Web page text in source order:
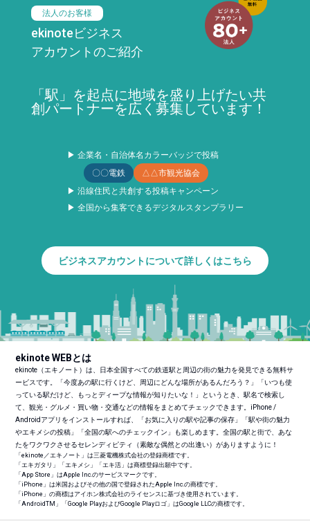
法人のお客様
ekinoteビジネス
アカウントのご紹介
「駅」を起点に地域を盛り上げたい共
創パートナーを広く募集しています！
▶ 企業名・自治体名カラーバッジで投稿
〇〇電鉄
△△市観光協会
▶ 沿線住民と共創する投稿キャンペーン
▶ 全国から集客できるデジタルスタンプラリー
ビジネスアカウントについて詳しくはこちら
ekinote WEBとは
ekinote（エキノート）は、日本全国すべての鉄道駅と周辺の街の魅力を発見できる無料サ
ービスです。「今度あの駅に行くけど、周辺にどんな場所があるんだろう？」「いつも使
っている駅だけど、もっとディープな情報が知りたいな！」というとき、駅名で検索し
て、観光・グルメ・買い物・交通などの情報をまとめてチェックできます。iPhone /
Androidアプリをインストールすれば、「お気に入りの駅や記事の保存」「駅や街の魅力
やエキメシの投稿」「全国の駅へのチェックイン」も楽しめます。全国の駅と街で、あな
たをワクワクさせるセレンディピティ（素敵な偶然との出逢い）がありますように！
「ekinote／エキノート」は三菱電機株式会社の登録商標です。
「エキガタリ」「エキメシ」「エキ活」は商標登録出願中です。
「App Store」はApple Inc.のサービスマークです。
「iPhone」は米国およびその他の国で登録されたApple Inc.の商標です。
「iPhone」の商標はアイホン株式会社のライセンスに基づき使用されています。
「AndroidTM 」「Google PlayおよびGoogle Playロゴ」はGoogle LLCの商標です。